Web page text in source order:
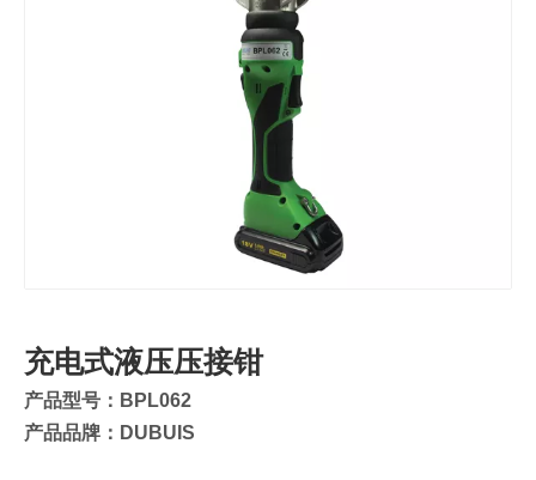
充电式液压压接钳
产品型号：BPL062
产品品牌：DUBUIS